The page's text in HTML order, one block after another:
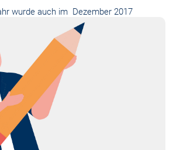
wurde auch im Dezember 2017
das Lernfeld Umformen…